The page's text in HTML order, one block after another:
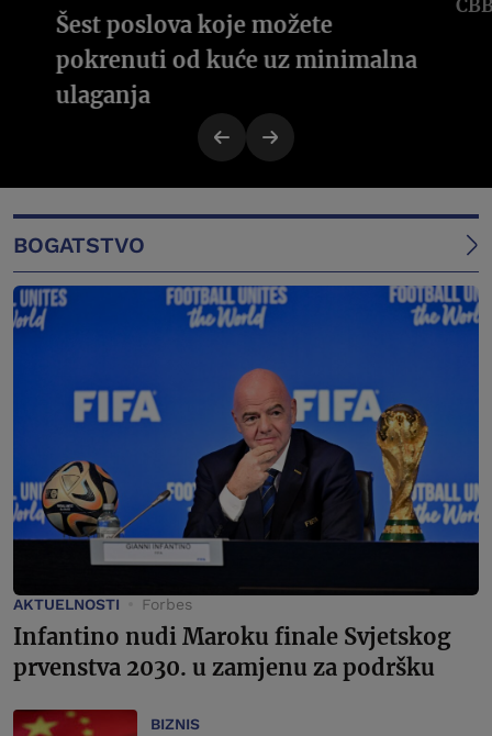
Šest poslova koje možete
pokrenuti od kuće uz minimalna
ulaganja
BOGATSTVO
AKTUELNOSTI Forbes
Infantino nudi Maroku finale Svjetskog
prvenstva 2030. u zamjenu za podršku
BIZNIS